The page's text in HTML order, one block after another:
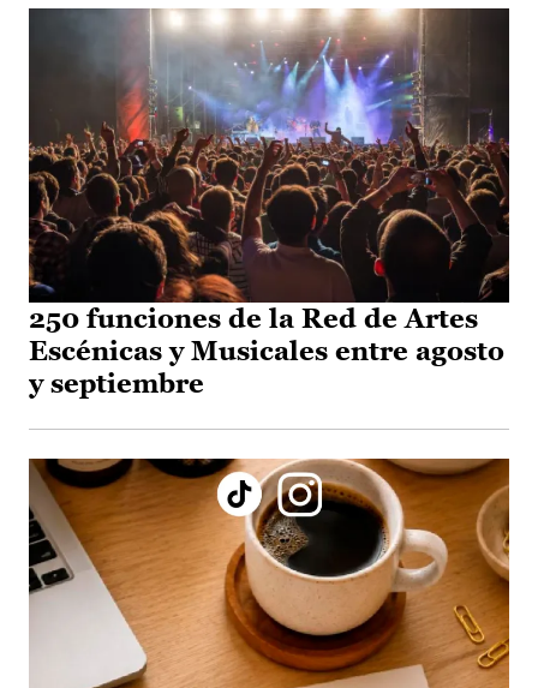
250 funciones de la Red de Artes
Escénicas y Musicales entre agosto
y septiembre